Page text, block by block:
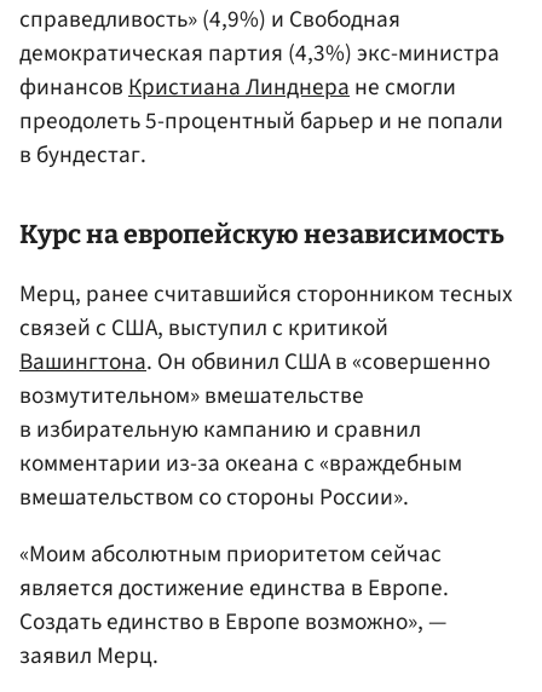
справедливость» (4,9%) и Свободная
демократическая партия (4,3%) экс-министра
финансовКристиана Линднеране смогли
преодолеть 5-процентный барьер и не попали
в бундестаг.
Курс на европейскую независимость
Мерц, ранее считавшийся сторонником тесных
связей с США, выступил с критикой
Вашингтона. Он обвинил США в «совершенно
возмутительном» вмешательстве
в избирательную кампанию и сравнил
комментарии из-за океана с «враждебным
вмешательством со стороны России».
«Моим абсолютным приоритетом сейчас
является достижение единства в Европе.
Создать единство в Европе возможно», —
заявил Мерц.